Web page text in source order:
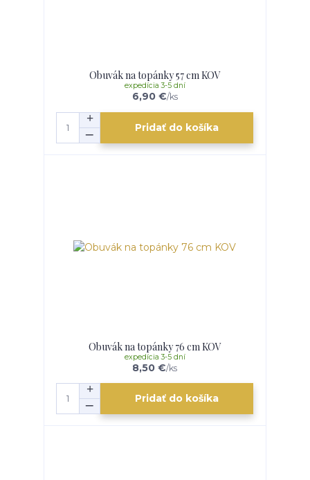
Obuvák na topánky 57 cm KOV
6,90 €/ks
expedícia 3-5 dní
Pridať do košíka
Obuvák na topánky 76 cm KOV
8,50 €/ks
expedícia 3-5 dní
Pridať do košíka